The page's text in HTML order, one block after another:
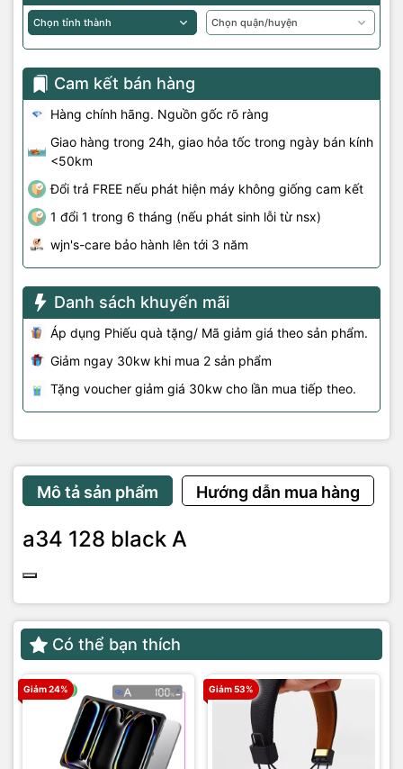
Cam kết bán hàng
Hàng chính hãng. Nguồn gốc rõ ràng
Giao hàng trong 24h, giao hỏa tốc trong ngày bán kính
<50km
Đổi trả FREE nếu phát hiện máy không giống cam kết
1 đổi 1 trong 6 tháng (nếu phát sinh lỗi từ nsx)
wjn's-care bảo hành lên tới 3 năm
Danh sách khuyến mãi
Áp dụng Phiếu quà tặng/ Mã giảm giá theo sản phẩm.
Giảm ngay 30kw khi mua 2 sản phẩm
Tặng voucher giảm giá 30kw cho lần mua tiếp theo.
Mô tả sản phẩm Hướng dẫn mua hàng
a34 128 black A
Có thể bạn thích
Giảm 24% Giảm 53%